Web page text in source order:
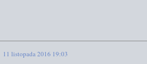
11 listopada 2016 19:03